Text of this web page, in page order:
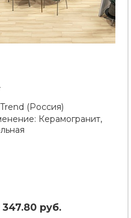
(Россия)
Керамогранит,
347.80 руб.